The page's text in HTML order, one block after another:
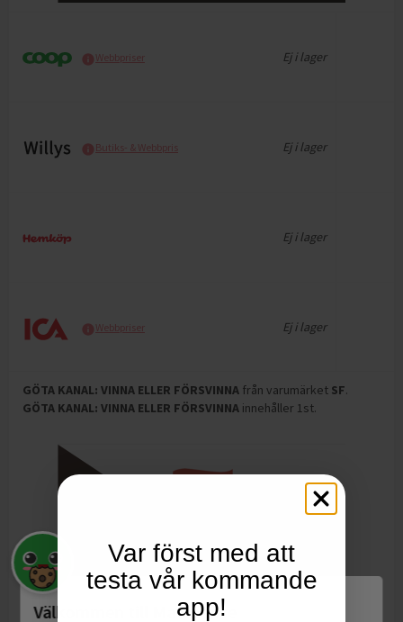
Webbpriser Ej i lager
Butiks- & Webbpris Ej i lager
Ej i lager
Webbpriser Ej i lager
GÖTA KANAL: VINNA ELLER FÖRSVINNA från varumärket SF.
GÖTA KANAL: VINNA ELLER FÖRSVINNA innehåller 1st.
Välkommen till Matspar.se
Var först med att
testa vår kommande
app!